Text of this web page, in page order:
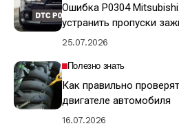
Ошибка P0304
устранить пропуски
25.07.2026
Полезно знать
Как правильно
двигателе автомобиля
16.07.2026